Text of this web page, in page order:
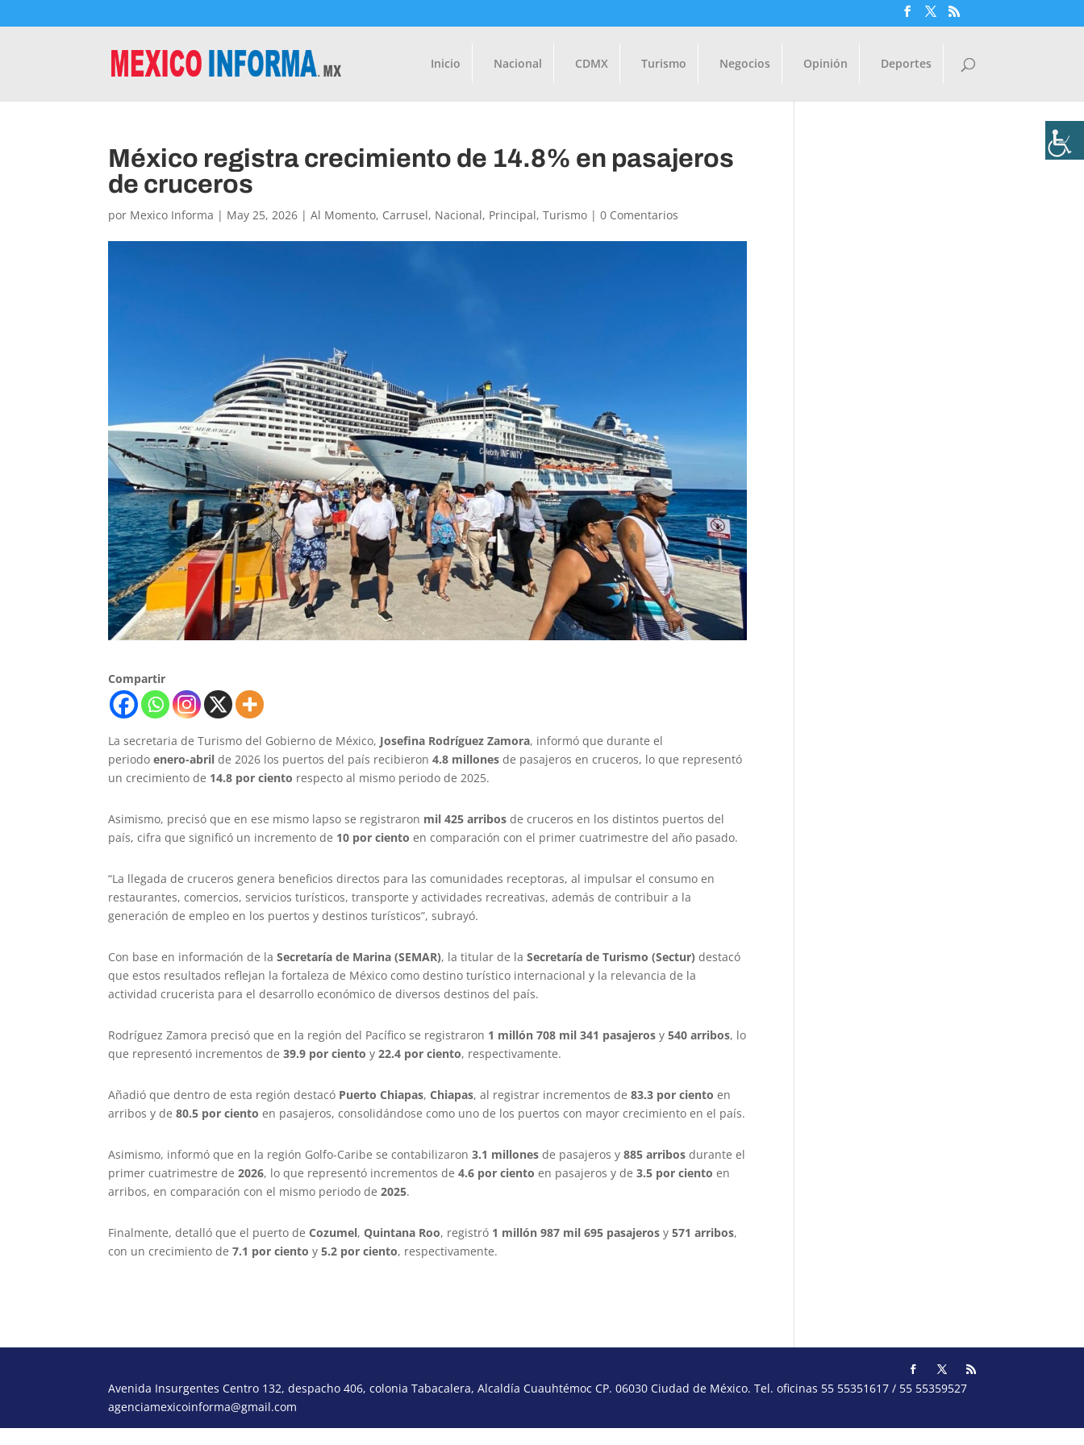
Inicio Nacional CDMX Turismo Negocios Opinión Deportes
México registra crecimiento de 14.8% en pasajeros
de cruceros
por Mexico Informa | May 25, 2026 |Al Momento, Carrusel, Nacional, Principal,Turismo |0 Comentarios
Compartir
La secretaria de Turismo del Gobierno de México, Josefina Rodríguez Zamora, informó que durante el
periodoenero-abril de 2026 los puertos del país recibieron4.8 millones de pasajeros en cruceros, lo que representó
un crecimiento de 14.8 por ciento respecto al mismo periodo de 2025.
Asimismo, precisó que en ese mismo lapso se registraron mil 425 arribos de cruceros en los distintos puertos del
país, cifra que significó un incremento de 10 por ciento en comparación con el primer cuatrimestre del año pasado.
“La llegada de cruceros genera beneficios directos para las comunidades receptoras, al impulsar el consumo en
restaurantes, comercios, servicios turísticos, transporte y actividades recreativas, además de contribuir a la
generación de empleo en los puertos y destinos turísticos”, subrayó.
Con base en información de laSecretaría de Marina (SEMAR), la titular de laSecretaría de Turismo (Sectur) destacó
que estos resultados reflejan la fortaleza de México como destino turístico internacional y la relevancia de la
actividad crucerista para el desarrollo económico de diversos destinos del país.
Rodríguez Zamora precisó que en la región del Pacífico se registraron 1 millón 708 mil 341 pasajeros y540 arribos, lo
que representó incrementos de39.9 por ciento y22.4 por ciento, respectivamente.
Añadió que dentro de esta región destacó Puerto Chiapas,Chiapas, al registrar incrementos de83.3 por ciento en
arribos y de80.5 por ciento en pasajeros, consolidándose como uno de los puertos con mayor crecimiento en el país.
Asimismo, informó que en la región Golfo-Caribe se contabilizaron3.1 millones de pasajeros y885 arribos durante el
primer cuatrimestre de2026, lo que representó incrementos de4.6 por ciento en pasajeros y de3.5 por ciento en
arribos, en comparación con el mismo periodo de2025.
Finalmente, detalló que el puerto deCozumel,Quintana Roo, registró 1 millón 987 mil 695 pasajeros y571 arribos,
con un crecimiento de7.1 por ciento y5.2 por ciento, respectivamente.
Avenida Insurgentes Centro 132, despacho 406, colonia Tabacalera, Alcaldía Cuauhtémoc CP. 06030 Ciudad de México. Tel. oficinas 55 55351617 / 55 55359527
agenciamexicoinforma@gmail.com